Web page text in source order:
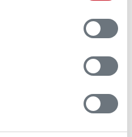
Ausstattung ergeben
gewählter Zeitraum
6 7 8 9 10 11
12